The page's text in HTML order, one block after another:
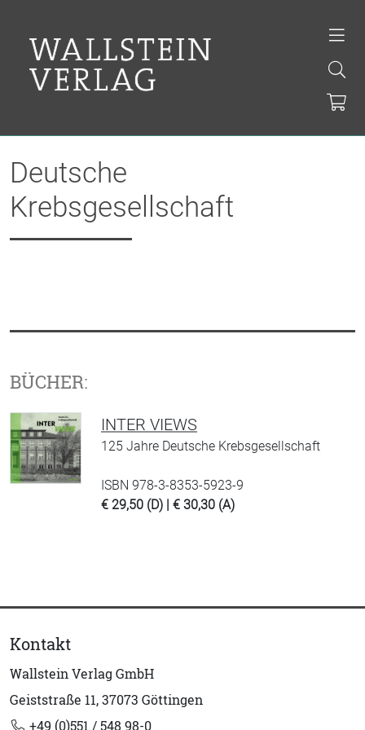
Deutsche
Krebsgesellschaft
BÜCHER:
INTER VIEWS
125 Jahre Deutsche Krebsgesellschaft
ISBN 978-3-8353-5923-9
€ 29,50 (D) | € 30,30 (A)
Kontakt
Wallstein Verlag GmbH
Geiststraße 11, 37073 Göttingen
+49 (0)551 / 548 98-0